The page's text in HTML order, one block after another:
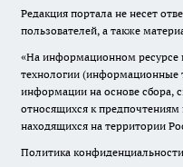
Редакция портала не несет
пользователей, а также
«На информационном ресурсе
технологии (информационные
информации на основе сбора,
относящихся к предпочтениям
находящихся на территории
Политика